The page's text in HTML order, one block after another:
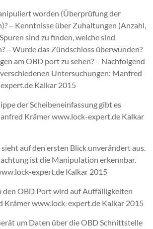
worden (Überprüfung der
– Kenntnisse über Zuhaltungen (Anzahl,
sind zu finden, welche sind
– Wurde das Zündschloss überwunden?
am OBD port zu sehen? – Nachfolgend
Untersuchungen: Manfred
Kalkar 2015
der Scheibeneinfassung gibt es
Krämer www.lock-expert.de Kalkar
sieht auf den ersten Blick unverändert aus.
ist die Manipulation erkennbar.
expert.de Kalkar 2015
den OBD Port wird auf Auffälligkeiten
Krämer www.lock-expert.de Kalkar 2015
um Daten über die OBD Schnittstelle